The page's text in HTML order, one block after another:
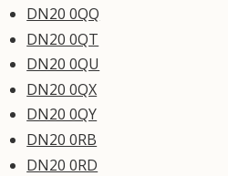
DN20 0QQ
DN20 0QT
DN20 0QU
DN20 0QX
DN20 0QY
DN20 0RB
DN20 0RD